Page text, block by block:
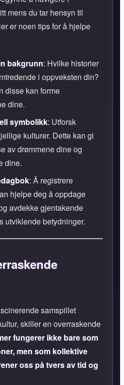
mens du tar hensyn til
er noen tips for å hjelpe
bakgrunn: Hvilke historier
i oppveksten din?
disse kan forme
dine.
symbolikk: Utforsk
kulturer. Dette kan gi
av drømmene dine og
dine.
: Å registrere
hjelpe deg å oppdage
avdekke gjentakende
utviklende betydninger.
samspillet
skiller en overraskende
fungerer ikke bare som
men som kollektive
oss på tvers av tid og